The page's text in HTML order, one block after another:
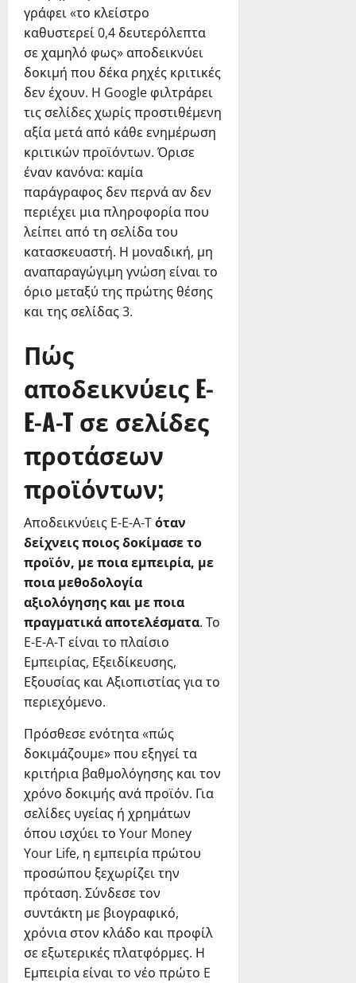
γράφει «το κλείστρο
καθυστερεί 0,4 δευτερόλεπτα
σε χαμηλό φως» αποδεικνύει
δοκιμή που δέκα ρηχές κριτικές
δεν έχουν. Η Google φιλτράρει
τις σελίδες χωρίς προστιθέμενη
αξία μετά από κάθε ενημέρωση
κριτικών προϊόντων. Όρισε
έναν κανόνα: καμία
παράγραφος δεν περνά αν δεν
περιέχει μια πληροφορία που
λείπει από τη σελίδα του
κατασκευαστή. Η μοναδική, μη
αναπαραγώγιμη γνώση είναι το
όριο μεταξύ της πρώτης θέσης
και της σελίδας 3.
Πώς
αποδεικνύεις E-
E-A-T σε σελίδες
προτάσεων
προϊόντων;
Αποδεικνύεις E-E-A-Tόταν
δείχνεις ποιος δοκίμασε το
προϊόν, με ποια εμπειρία, με
ποια μεθοδολογία
αξιολόγησης και με ποια
πραγματικά αποτελέσματα. Το
E-E-A-T είναι το πλαίσιο
Εμπειρίας, Εξειδίκευσης,
Εξουσίας και Αξιοπιστίας για το
περιεχόμενο.
Πρόσθεσε ενότητα «πώς
δοκιμάζουμε» που εξηγεί τα
κριτήρια βαθμολόγησης και τον
χρόνο δοκιμής ανά προϊόν. Για
σελίδες υγείας ή χρημάτων
όπου ισχύει το Your Money
Your Life, η εμπειρία πρώτου
προσώπου ξεχωρίζει την
πρόταση. Σύνδεσε τον
συντάκτη με βιογραφικό,
χρόνια στον κλάδο και προφίλ
σε εξωτερικές πλατφόρμες. Η
Εμπειρία είναι το νέο πρώτο E